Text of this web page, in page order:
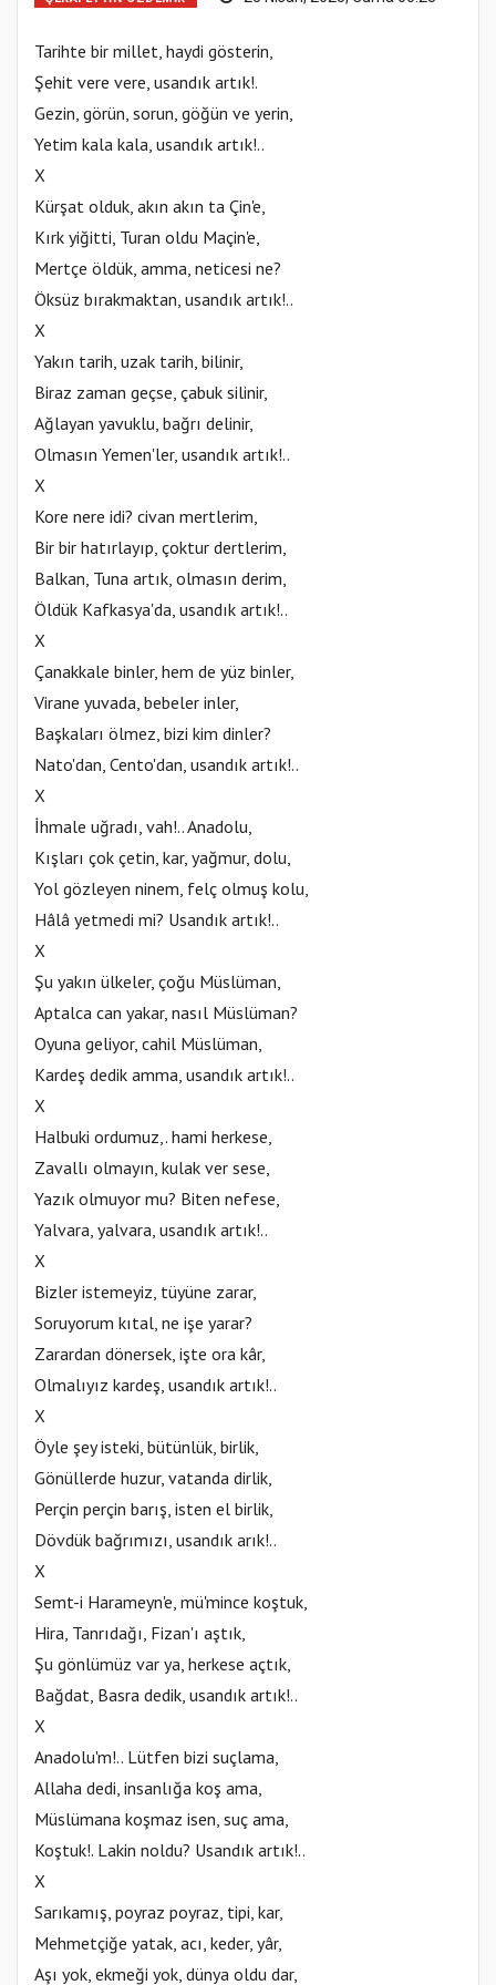
Tarihte bir millet, haydi gösterin,
Şehit vere vere, usandık artık!.
Gezin, görün, sorun, göğün ve yerin,
Yetim kala kala, usandık artık!..
X
Kürşat olduk, akın akın ta Çin'e,
Kırk yiğitti, Turan oldu Maçin'e,
Mertçe öldük, amma, neticesi ne?
Öksüz bırakmaktan, usandık artık!..
X
Yakın tarih, uzak tarih, bilinir,
Biraz zaman geçse, çabuk silinir,
Ağlayan yavuklu, bağrı delinir,
Olmasın Yemen'ler, usandık artık!..
X
Kore nere idi? civan mertlerim,
Bir bir hatırlayıp, çoktur dertlerim,
Balkan, Tuna artık, olmasın derim,
Öldük Kafkasya'da, usandık artık!..
X
Çanakkale binler, hem de yüz binler,
Virane yuvada, bebeler inler,
Başkaları ölmez, bizi kim dinler?
Nato'dan, Cento'dan, usandık artık!..
X
İhmale uğradı, vah!.. Anadolu,
Kışları çok çetin, kar, yağmur, dolu,
Yol gözleyen ninem, felç olmuş kolu,
Hâlâ yetmedi mi? Usandık artık!..
X
Şu yakın ülkeler, çoğu Müslüman,
Aptalca can yakar, nasıl Müslüman?
Oyuna geliyor, cahil Müslüman,
Kardeş dedik amma, usandık artık!..
X
Halbuki ordumuz,. hami herkese,
Zavallı olmayın, kulak ver sese,
Yazık olmuyor mu? Biten nefese,
Yalvara, yalvara, usandık artık!..
X
Bizler istemeyiz, tüyüne zarar,
Soruyorum kıtal, ne işe yarar?
Zarardan dönersek, işte ora kâr,
Olmalıyız kardeş, usandık artık!..
X
Öyle şey isteki, bütünlük, birlik,
Gönüllerde huzur, vatanda dirlik,
Perçin perçin barış, isten el birlik,
Dövdük bağrımızı, usandık arık!..
X
Semt-i Harameyn'e, mü'mince koştuk,
Hira, Tanrıdağı, Fizan'ı aştık,
Şu gönlümüz var ya, herkese açtık,
Bağdat, Basra dedik, usandık artık!..
X
Anadolu'm!.. Lütfen bizi suçlama,
Allaha dedi, insanlığa koş ama,
Müslümana koşmaz isen, suç ama,
Koştuk!. Lakin noldu? Usandık artık!..
X
Sarıkamış, poyraz poyraz, tipi, kar,
Mehmetçiğe yatak, acı, keder, yâr,
Aşı yok, ekmeği yok, dünya oldu dar,